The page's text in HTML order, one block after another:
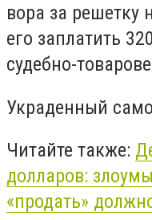
вора за решетку
его заплатить
судебно-
Украденный
Читайте также:
долларов:
«продать»